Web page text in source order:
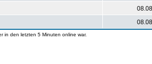
in den letzten 5 Minuten online war.